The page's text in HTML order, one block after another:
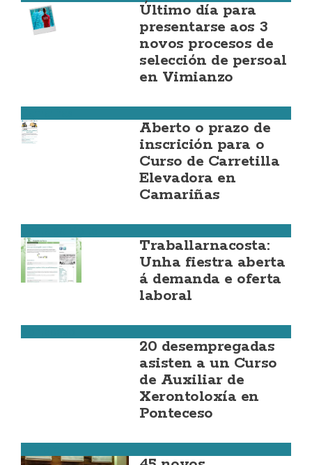
Último día para
presentarse aos 3
novos procesos de
selección de persoal
en Vimianzo
Aberto o prazo de
inscrición para o
Curso de Carretilla
Elevadora en
Camariñas
Traballarnacosta:
Unha fiestra aberta
á demanda e oferta
laboral
20 desempregadas
asisten a un Curso
de Auxiliar de
Xerontoloxía en
Ponteceso